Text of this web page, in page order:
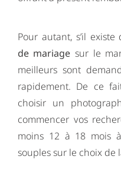
Pour autant, s’il
de mariage sur le
meilleurs sont
rapidement. De ce
choisir un
commencer vos
moins 12 à 18 mois
souples sur le choix de